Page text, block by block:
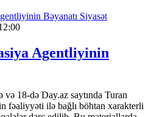
Siyasət
Agentliyinin
və 18-də Day.az saytında Turan
fəaliyyəti ilə bağlı böhtan xarakterli